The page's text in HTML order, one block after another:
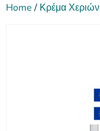
Home/ Κρέμα Χεριών